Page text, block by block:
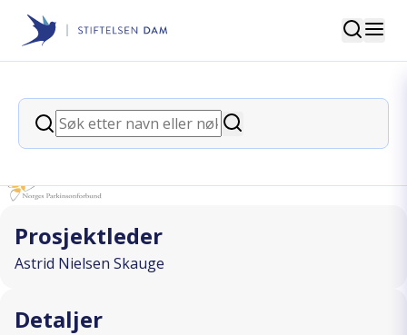
Stiftelsen Dam
Søk
Søk
Søk
back
Snakke om det
Prosjektleder
Astrid Nielsen Skauge
Detaljer